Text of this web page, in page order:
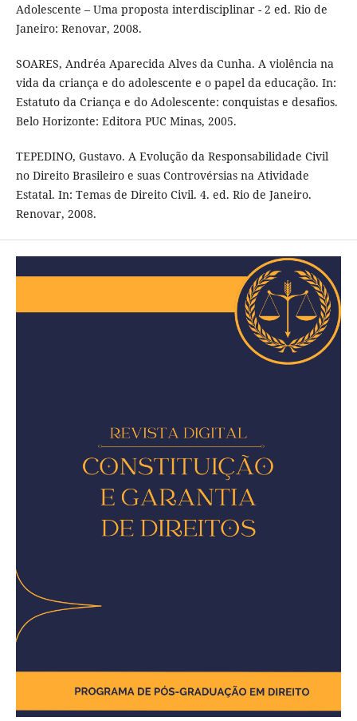
Adolescente – Uma proposta interdisciplinar - 2 ed. Rio de
Janeiro: Renovar, 2008.
SOARES, Andréa Aparecida Alves da Cunha. A violência na
vida da criança e do adolescente e o papel da educação. In:
Estatuto da Criança e do Adolescente: conquistas e desafios.
Belo Horizonte: Editora PUC Minas, 2005.
TEPEDINO, Gustavo. A Evolução da Responsabilidade Civil
no Direito Brasileiro e suas Controvérsias na Atividade
Estatal. In: Temas de Direito Civil. 4. ed. Rio de Janeiro.
Renovar, 2008.